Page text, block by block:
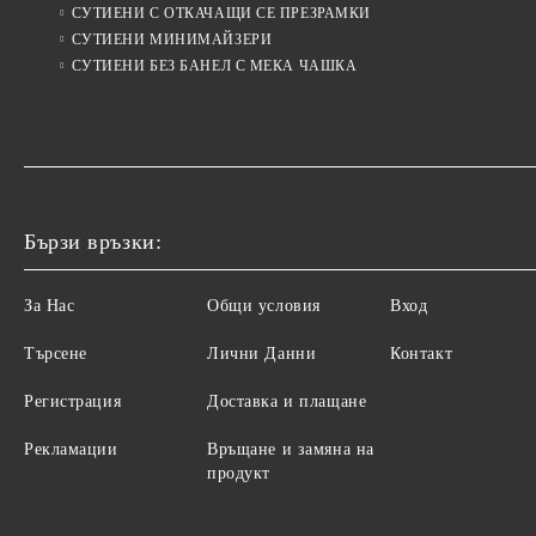
СУТИЕНИ С ОТКАЧАЩИ СЕ ПРЕЗРАМКИ
СУТИЕНИ МИНИМАЙЗЕРИ
СУТИЕНИ БЕЗ БАНЕЛ С МЕКА ЧАШКА
Бързи връзки:
За Нас
Търсене
Регистрация
Рекламации
Общи условия
Лични Данни
Доставка и плащане
Връщане и замяна на
продукт
Вход
Контакт